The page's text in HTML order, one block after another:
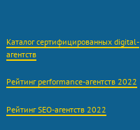
Каталог сертифицированных digital-
агентств
Рейтинг performance-агентств 2022
Рейтинг SEO-агентств 2022